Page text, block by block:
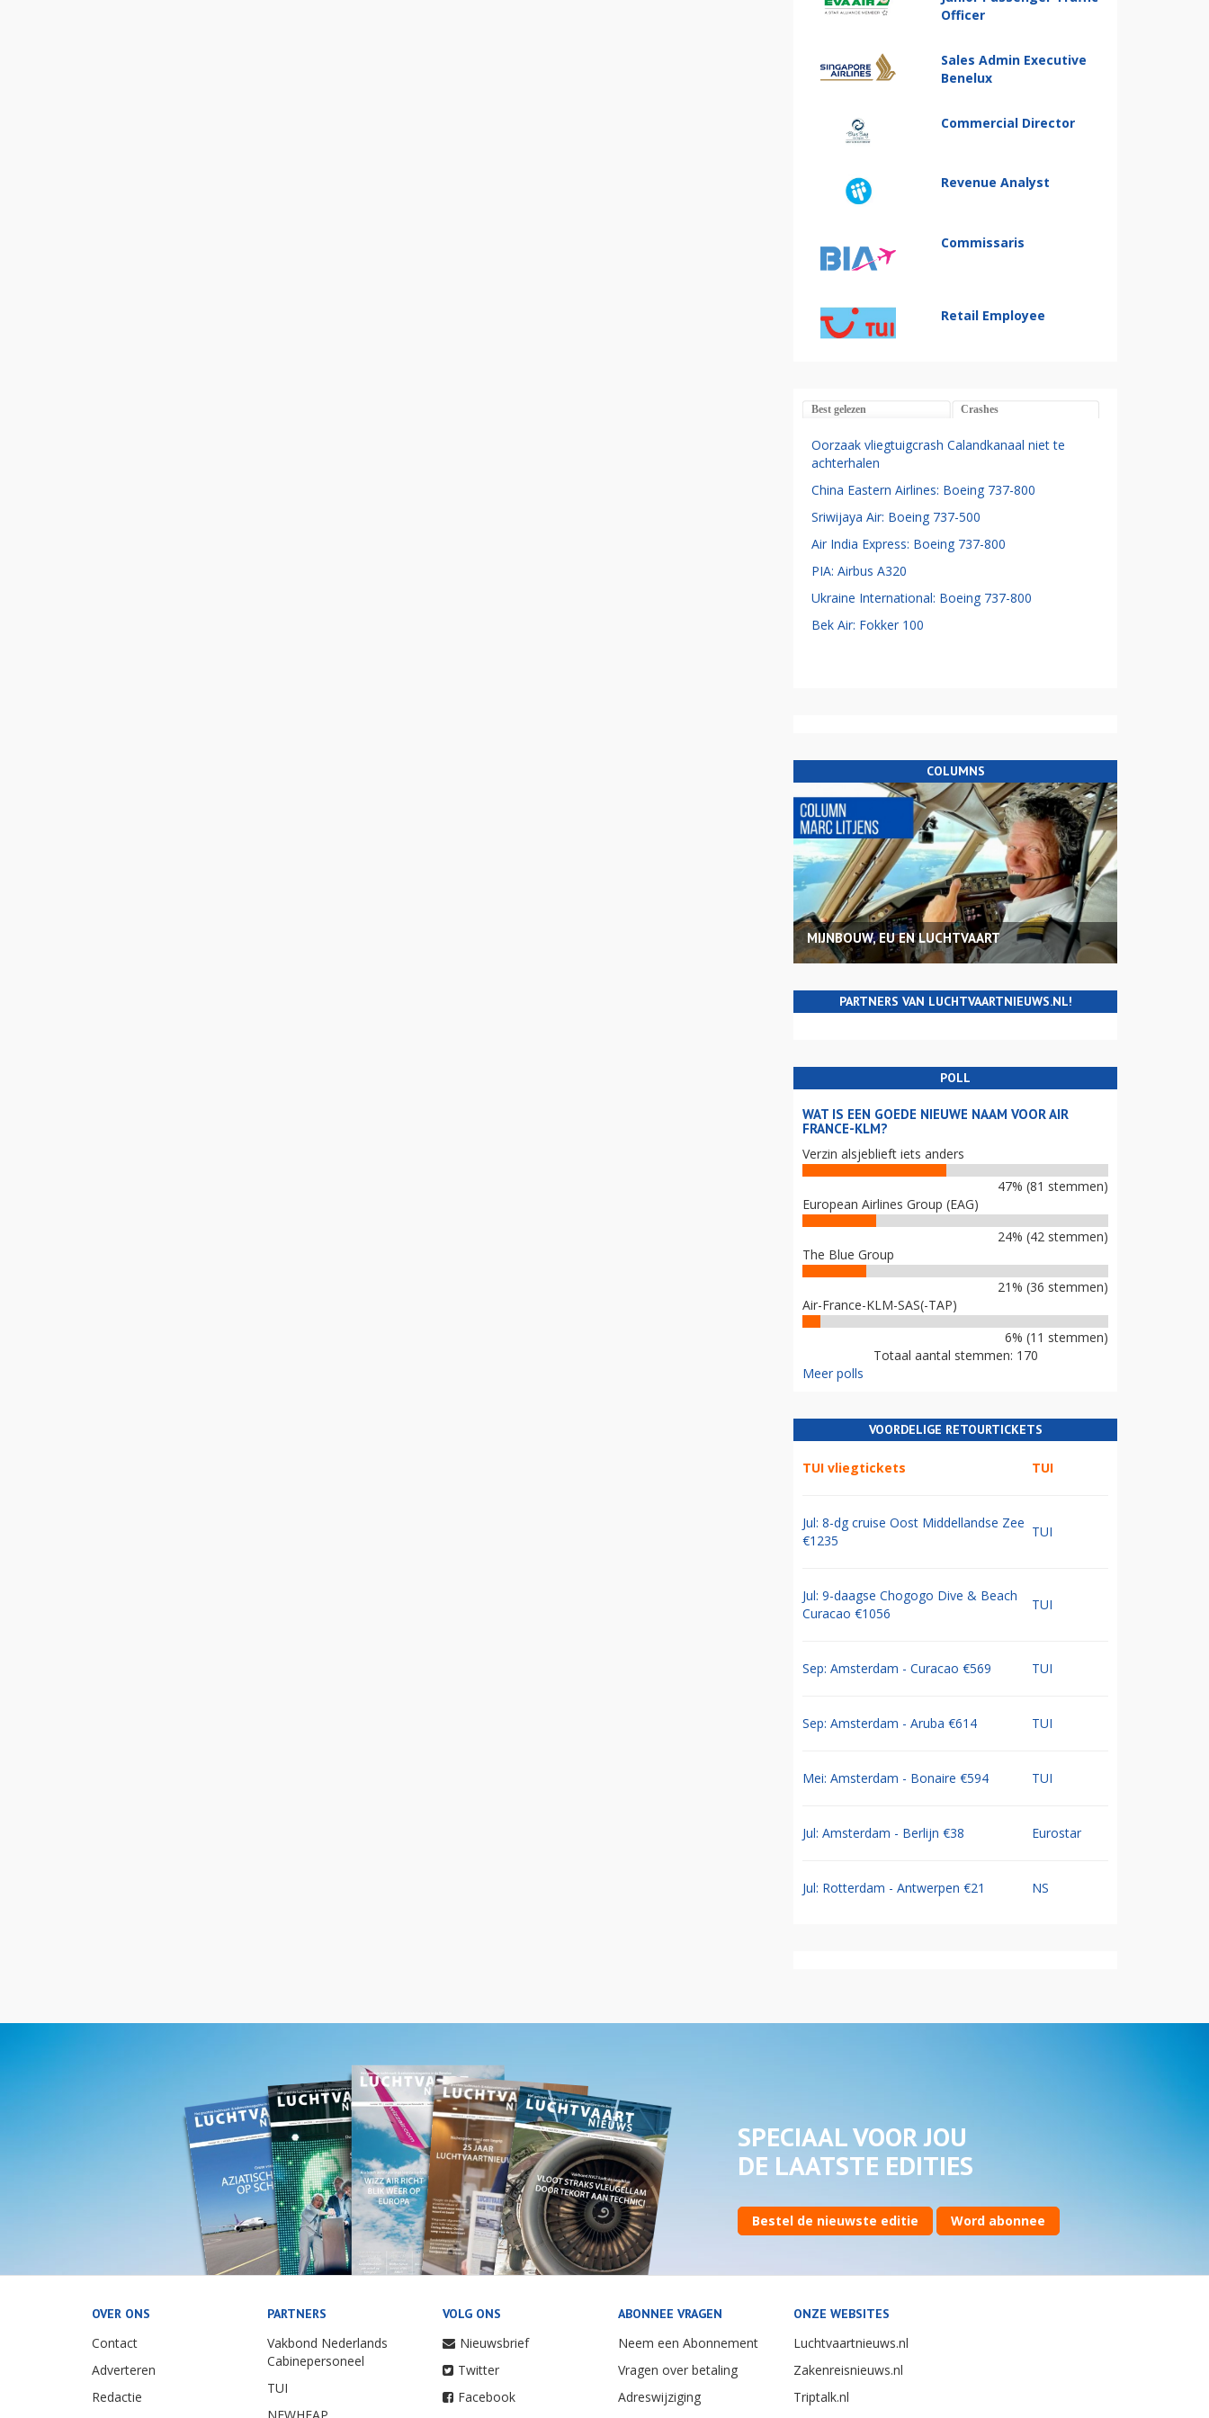
Officer
Sales Admin Executive
Benelux
Commercial Director
Revenue Analyst
Commissaris
Retail Employee
Best gelezen Crashes
Oorzaak vliegtuigcrash Calandkanaal niet te
achterhalen
China Eastern Airlines: Boeing 737-800
Sriwijaya Air: Boeing 737-500
Air India Express: Boeing 737-800
PIA: Airbus A320
Ukraine International: Boeing 737-800
Bek Air: Fokker 100
COLUMNS
MIJNBOUW, EU EN LUCHTVAART
PARTNERS VAN LUCHTVAARTNIEUWS.NL!
POLL
WAT IS EEN GOEDE NIEUWE NAAM VOOR AIR
FRANCE-KLM?
Verzin alsjeblieft iets anders
47% (81 stemmen)
European Airlines Group (EAG)
24% (42 stemmen)
The Blue Group
21% (36 stemmen)
Air-France-KLM-SAS(-TAP)
6% (11 stemmen)
Totaal aantal stemmen: 170
Meer polls
VOORDELIGE RETOURTICKETS
TUI vliegtickets TUI
Jul: 8-dg cruise Oost Middellandse Zee
€1235
TUI
Jul: 9-daagse Chogogo Dive & Beach
Curacao €1056
TUI
Sep: Amsterdam - Curacao €569 TUI
Sep: Amsterdam - Aruba €614 TUI
Mei: Amsterdam - Bonaire €594 TUI
Jul: Amsterdam - Berlijn €38 Eurostar
Jul: Rotterdam - Antwerpen €21 NS
SPECIAAL VOOR JOU
DE LAATSTE EDITIES
Bestel de nieuwste editie Word abonnee
OVER ONS
Contact
Adverteren
Redactie
PARTNERS
Vakbond Nederlands
Cabinepersoneel
TUI
NEWHEAP
VOLG ONS
Nieuwsbrief
Twitter
Facebook
ABONNEE VRAGEN
Neem een Abonnement
Vragen over betaling
Adreswijziging
ONZE WEBSITES
Luchtvaartnieuws.nl
Zakenreisnieuws.nl
Triptalk.nl